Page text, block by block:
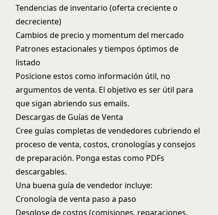
Tendencias de inventario (oferta creciente o
decreciente)
Cambios de precio y momentum del mercado
Patrones estacionales y tiempos óptimos de
listado
Posicione estos como información útil, no
argumentos de venta. El objetivo es ser útil para
que sigan abriendo sus emails.
Descargas de Guías de Venta
Cree guías completas de vendedores cubriendo el
proceso de venta, costos, cronologías y consejos
de preparación. Ponga estas como PDFs
descargables.
Una buena guía de vendedor incluye:
Cronología de venta paso a paso
Desglose de costos (comisiones, reparaciones,